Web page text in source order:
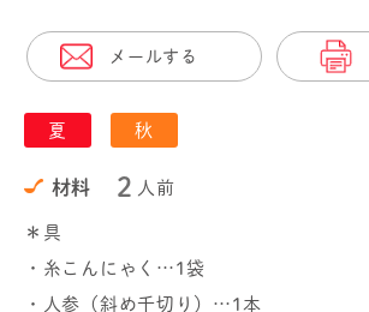
メールする
夏 秋
材料 2 人前
＊具
・糸こんにゃく…1袋
・人参（斜め千切り）…1本